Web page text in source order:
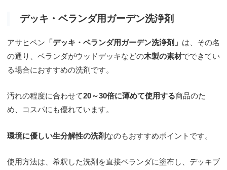
デッキ・ベランダ用ガーデン洗浄剤
アサヒペン 「デッキ・ベランダ用ガーデン洗浄剤」 は、その名
の通り、ベランダがウッドデッキなどの木製の素材でできてい
る場合におすすめの洗剤です。
汚れの程度に合わせて20～30倍に薄めて使用する商品のた
め、コスパにも優れています。
環境に優しい生分解性の洗剤 なのもおすすめポイントです。
使用方法は、希釈した洗剤を直接ベランダに塗布し、デッキブ